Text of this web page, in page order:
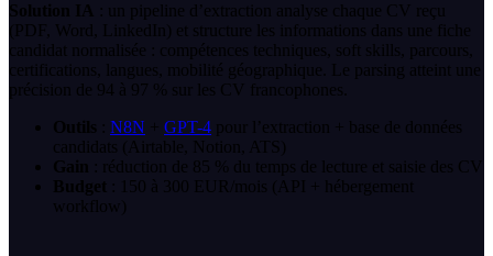
Solution IA
: un pipeline d’extraction analyse chaque CV reçu
(PDF, Word, LinkedIn) et structure les informations dans une fiche
candidat normalisée : compétences techniques, soft skills, parcours,
certifications, langues, mobilité géographique. Le parsing atteint une
précision de 94 à 97 % sur les CV francophones.
Outils
N8N + GPT-4 pour l’extraction + base de données
candidats (Airtable, Notion, ATS)
Gain : réduction de 85 % du temps de lecture et saisie des CV
Budget : 150 à 300 EUR/mois (API + hébergement
workflow)